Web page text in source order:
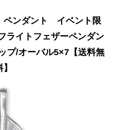
ンダント イベント限
ライトフェザーペンダン
プ/オーバル5×7【送料無